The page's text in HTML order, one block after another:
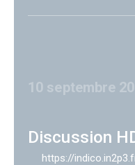
10 septembre
Discussion
https://